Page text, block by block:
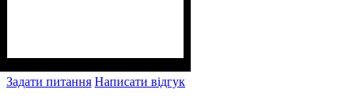
Задати питання Написати відгук